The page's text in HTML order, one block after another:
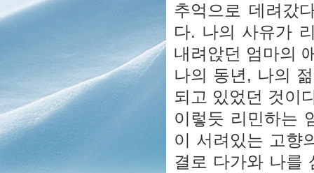
추억으로 데려갔
다. 나의 사유가
내려앉던 엄마의
나의 동년, 나의
되고 있었던 것이
이렇듯 리민하는
이 서려있는 고향
결로 다가와 나를